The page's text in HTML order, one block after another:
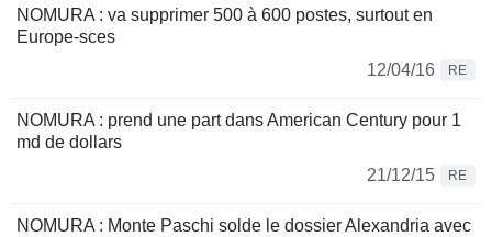
NOMURA : va supprimer 500 à 600 postes, surtout en
Europe-sces
12/04/16
RE
NOMURA : prend une part dans American Century pour 1
md de dollars
21/12/15
RE
NOMURA : Monte Paschi solde le dossier Alexandria avec